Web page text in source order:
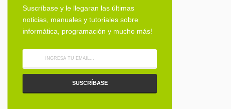
Suscríbase y le llegaran las últimas
noticias, manuales y tutoriales sobre
informática, programación y mucho más!